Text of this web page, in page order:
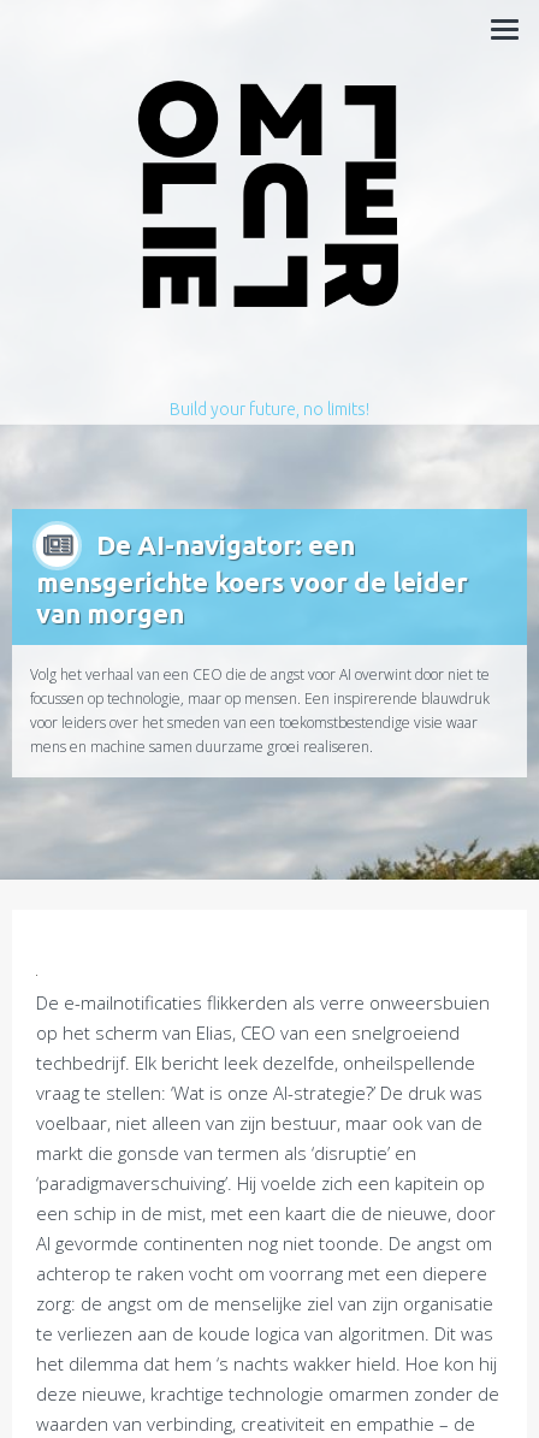
Build your future, no limits!
De AI-navigator: een
mensgerichte koers voor de leider
van morgen
Volg het verhaal van een CEO die de angst voor AI overwint door niet te
focussen op technologie, maar op mensen. Een inspirerende blauwdruk
voor leiders over het smeden van een toekomstbestendige visie waar
mens en machine samen duurzame groei realiseren.
De e-mailnotificaties flikkerden als verre onweersbuien
op het scherm van Elias, CEO van een snelgroeiend
techbedrijf. Elk bericht leek dezelfde, onheilspellende
vraag te stellen: ‘Wat is onze AI-strategie?’ De druk was
voelbaar, niet alleen van zijn bestuur, maar ook van de
markt die gonsde van termen als ‘disruptie’ en
‘paradigmaverschuiving’. Hij voelde zich een kapitein op
een schip in de mist, met een kaart die de nieuwe, door
AI gevormde continenten nog niet toonde. De angst om
achterop te raken vocht om voorrang met een diepere
zorg: de angst om de menselijke ziel van zijn organisatie
te verliezen aan de koude logica van algoritmen. Dit was
het dilemma dat hem ‘s nachts wakker hield. Hoe kon hij
deze nieuwe, krachtige technologie omarmen zonder de
waarden van verbinding, creativiteit en empathie – de